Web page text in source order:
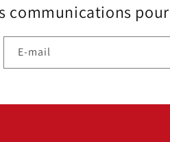
communications
E-mail